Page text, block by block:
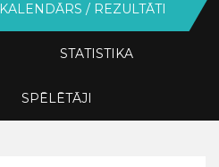
KALENDĀRS / REZULTĀTI
STATISTIKA
SPĒLĒTĀJI